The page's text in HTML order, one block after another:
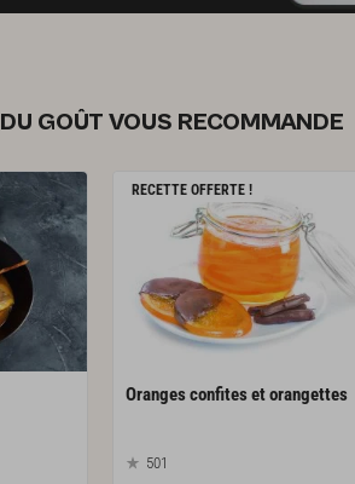
GOÛT VOUS RECOMMANDE
RECETTE OFFERTE !
Orangesconfitesetorangettes
501